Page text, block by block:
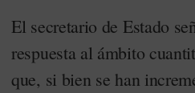
El secretario de Estado
respuesta al ámbito
que, si bien se han